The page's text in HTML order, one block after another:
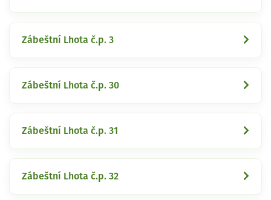
Zábeštní Lhota č.p. 3
Zábeštní Lhota č.p. 30
Zábeštní Lhota č.p. 31
Zábeštní Lhota č.p. 32